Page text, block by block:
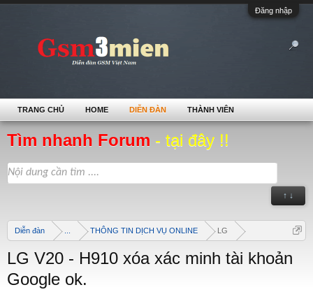
Đăng nhập
Tìm nhanh Forum - tại đây !!
↑ ↓
Diễn đàn THÔNG TIN DỊCH VỤ ONLINE LG
LG V20 - H910 xóa xác minh tài khoản
Google ok.
TRANG CHỦ HOME DIỄN ĐÀN THÀNH VIÊN